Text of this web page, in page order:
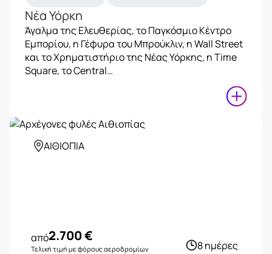
Νέα Υόρκη
Άγαλμα της Ελευθερίας, το Παγκόσμιο Κέντρο
Εμπορίου, η Γέφυρα του Μπρούκλιν, η Wall Street
και το Χρηματιστήριο της Νέας Υόρκης, η Time
Square, το Central…
ΑΙΘΙΟΠΙΑ
8 ημέρες
από2.700€
Τελική τιμή με φόρους αεροδρομίων